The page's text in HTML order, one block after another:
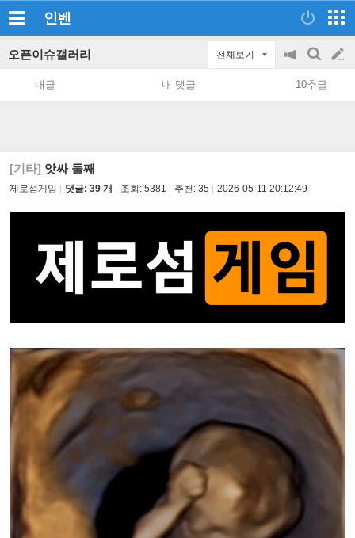
인벤
오픈이슈갤러리 전체보기
공
지
on/off
검
색
글
쓰
내글 내 댓글 10추글
[기타] 앗싸 둘째
제로섬게임 댓글: 39 개 조회: 5381 추천: 35 2026-05-11 20:12:49